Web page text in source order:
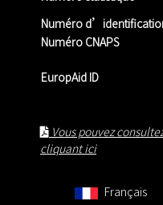
Numéro
Numéro CNAPS
EuropAid ID
Vous pouvez
cliquant ici
Français